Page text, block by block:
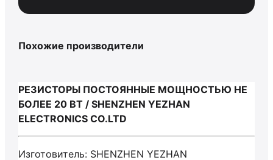
Похожие производители
РЕЗИСТОРЫ ПОСТОЯННЫЕ МОЩНОСТЬЮ НЕ
БОЛЕЕ 20 ВТ / SHENZHEN YEZHAN
ELECTRONICS CO.LTD
Изготовитель: SHENZHEN YEZHAN